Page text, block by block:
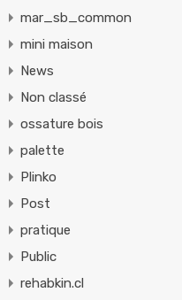
mar_sb_common
mini maison
News
Non classé
ossature bois
palette
Plinko
Post
pratique
Public
rehabkin.cl